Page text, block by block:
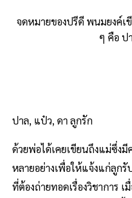
จดหมายของปรีดี พนมยงค์เ
ๆ คือ ป
ปาล, แป๋ว, ดา ลูกรัก
ด้วยพ่อได้เคยเขียนถึงแม่ซึ่งมี
หลายอย่างเพื่อให้แจ้งแก่ลูก
ที่ต้องถ่ายทอดเรื่องวิชาการ